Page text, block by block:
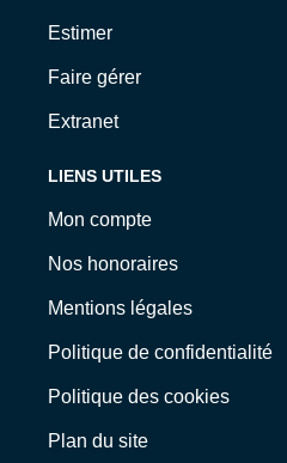
Estimer
Faire gérer
Extranet
LIENS UTILES
Mon compte
Nos honoraires
Mentions légales
Politique de confidentialité
Politique des cookies
Plan du site